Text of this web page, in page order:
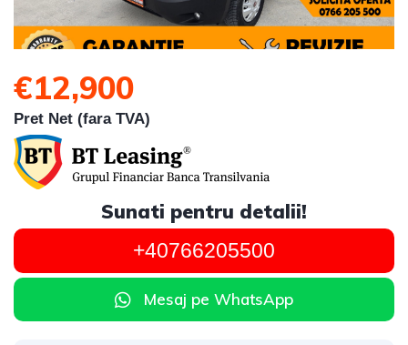
€12,900
Pret Net (fara TVA)
Sunati pentru detalii!
+40766205500
Mesaj pe WhatsApp